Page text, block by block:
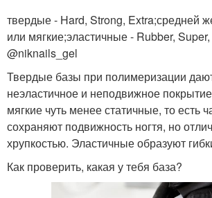
База для наращивания
База на верхние формы
Гелевая база
твердые - Hard, Strong, Extra;средней
или мягкие;эластичные - Rubber,
@niknails_gel
Твердые базы при полимеризации
неэластичное и неподвижное
мягкие чуть менее статичные, то есть
сохраняют подвижность ногтя, но
хрупкостью. Эластичные образуют
Как проверить, какая у тебя база?